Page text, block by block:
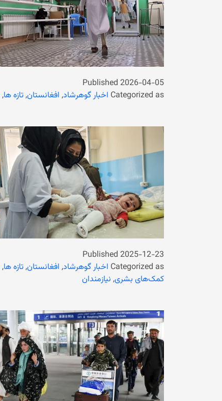
Published 2026-04-05
Categorized as اخبار گوهرشاد, افغانستان,تازه ها,
Published 2025-12-23
Categorized as اخبار گوهرشاد, افغانستان,تازه ها,
کمک‌های بشری, نیازمندان